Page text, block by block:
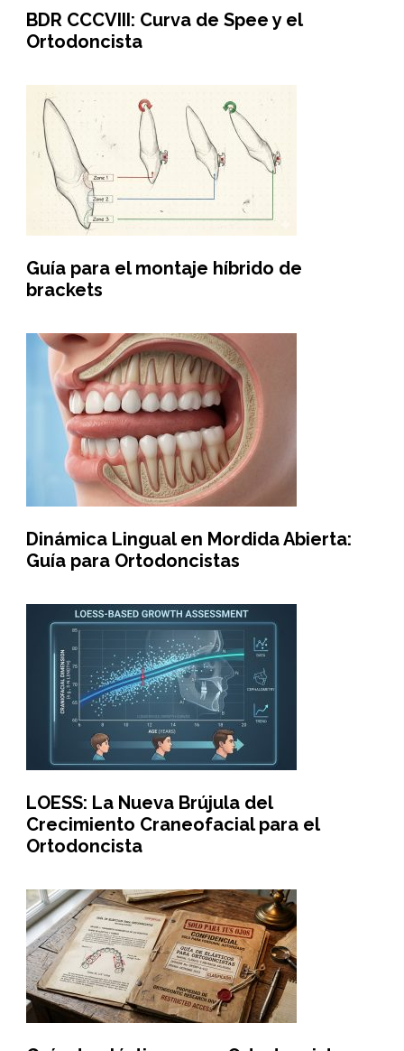
BDR CCCVIII: Curva de Spee y el
Ortodoncista
Guía para el montaje híbrido de
brackets
Dinámica Lingual en Mordida Abierta:
Guía para Ortodoncistas
LOESS: La Nueva Brújula del
Crecimiento Craneofacial para el
Ortodoncista